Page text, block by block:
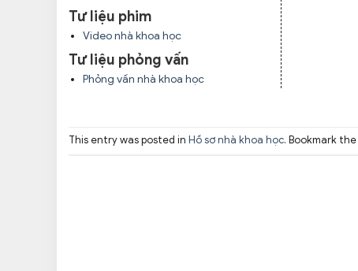
Tư liệu phim
Video nhà khoa học
Tư liệu phỏng vấn
Phỏng vấn nhà khoa học
This entry was posted in Hồ sơ nhà khoa học. Bookmark the